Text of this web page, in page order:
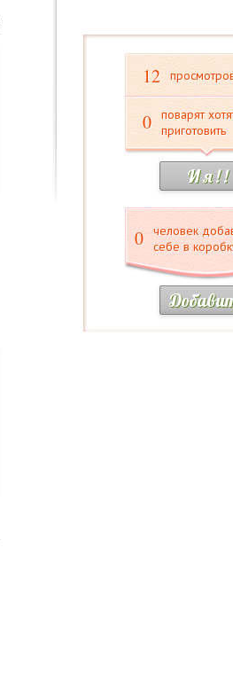
12
0
поварят
приготовить
И я ! !
0
человек
себе в